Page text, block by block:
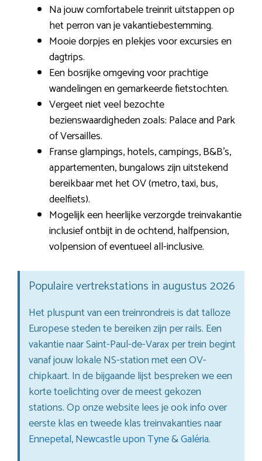
Na jouw comfortabele treinrit uitstappen op
het perron van je vakantiebestemming.
Mooie dorpjes en plekjes voor excursies en
dagtrips.
Een bosrijke omgeving voor prachtige
wandelingen en gemarkeerde fietstochten.
Vergeet niet veel bezochte
bezienswaardigheden zoals: Palace and Park
of Versailles.
Franse glampings, hotels, campings, B&B’s,
appartementen, bungalows zijn uitstekend
bereikbaar met het OV (metro, taxi, bus,
deelfiets).
Mogelijk een heerlijke verzorgde treinvakantie
inclusief ontbijt in de ochtend, halfpension,
volpension of eventueel all-inclusive.
Populaire vertrekstations in augustus 2026
Het pluspunt van een treinrondreis is dat talloze
Europese steden te bereiken zijn per rails. Een
vakantie naar Saint-Paul-de-Varax per trein begint
vanaf jouw lokale NS-station met een OV-
chipkaart. In de bijgaande lijst bespreken we een
korte toelichting over de meest gekozen
stations. Op onze website lees je ook info over
eerste klas en tweede klas treinvakanties naar
Ennepetal,Newcastle upon Tyne&Galéria.